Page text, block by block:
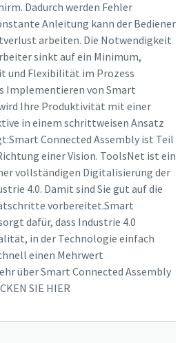
Dadurch werden Fehler
Anleitung kann der Bediener
arbeiten. Die Notwendigkeit
sinkt auf ein Minimum,
und Flexibilität im Prozess
Implementieren von Smart
Ihre Produktivität mit einer
in einem schrittweisen Ansatz
Connected Assembly ist Teil
einer Vision. ToolsNet ist ein
vollständigen Digitalisierung der
4.0. Damit sind Sie gut auf die
vorbereitet.Smart
dafür, dass Industrie 4.0
in der Technologie einfach
einen Mehrwert
über Smart Connected Assembly
SIE HIER